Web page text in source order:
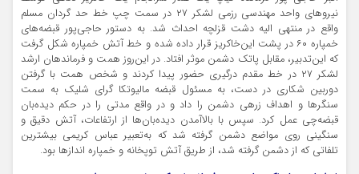
نیروهای واحد مهندسی رزمی لشکر ۲۷ در سمت چپ خط حد گردان مسلم
واقع در منتهی الیه دشت قزلچه احداث شد. به دستور حاجی‌پور قبضه‌های
خمپاره ۶۰ در پشت این‌خاکریز قرار داده شده و خط آتش خمپاره شکل گرفت
که این‌تدبیر، مقابل پاتک دشمن موثر افتاد. در این‌روز همت و فرماندهان ارشد
لشکر ۲۷ در خط مقدم درگیری حضور پیدا کردند و شخص همت با گرفتن
دوربین شکاری در دست، به مسئول قبضه مالیوتکا گرای شلیک به سمت
سنگرها و اهداف زرهی دشمن را داد و در واقع مدتی را در حکم دیده‌بان
قبضه‌چی عمل کرد. سپس با بالاآمدن دیده‌بان‌ها از ارتفاعات، آتش دقیق و
سنگینی روی مواضع دشمن گرفته شد که به‌تعبیر عباس کریمی بیشترین
تلفاتی که از دشمن گرفته شد، از طریق آتش توپخانه و خمپاره اندازها بود.